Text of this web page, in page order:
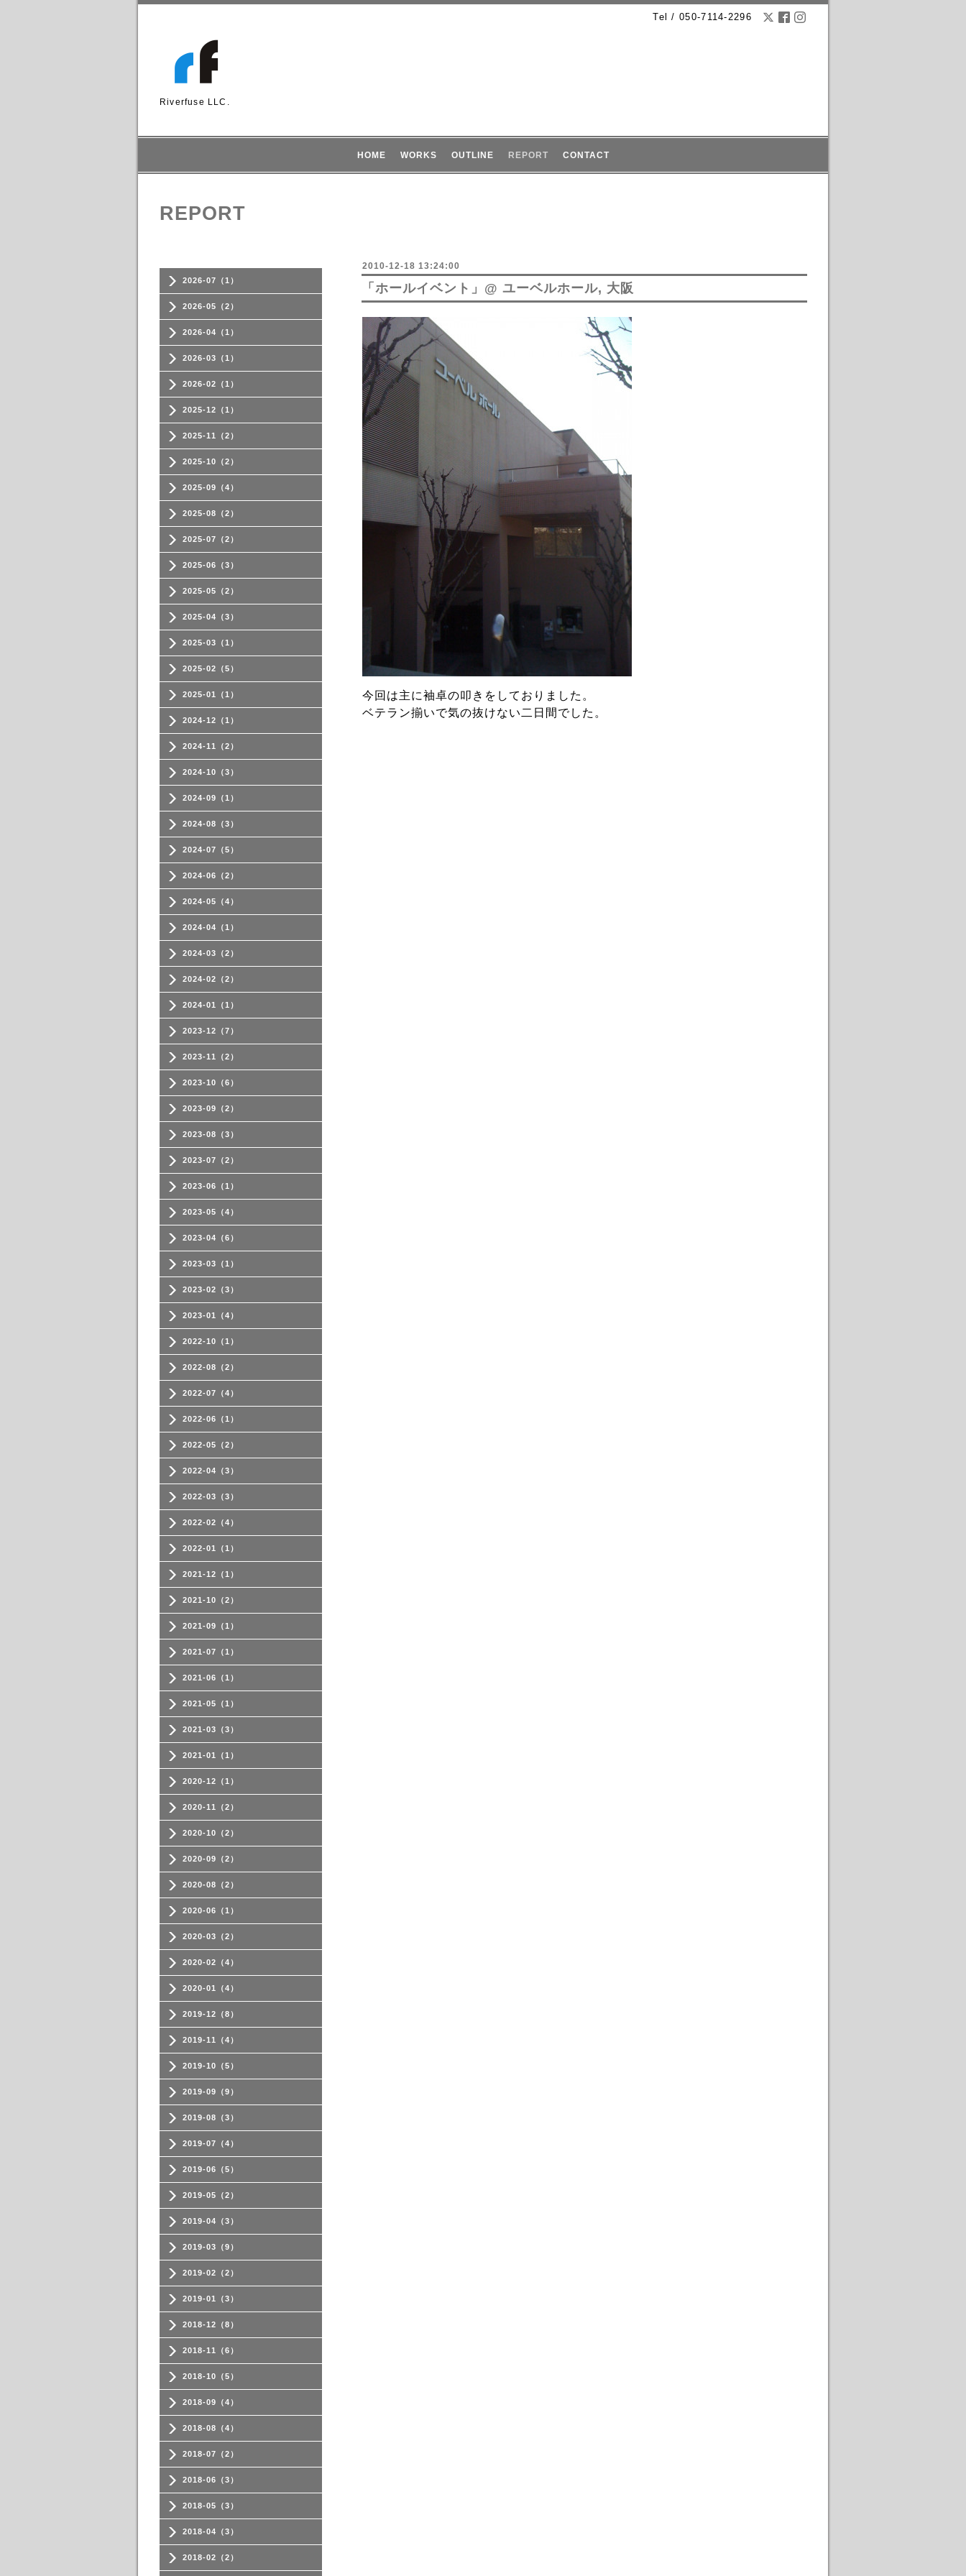
Tel / 050-7114-2296
Riverfuse LLC.
HOME WORKS OUTLINE REPORT CONTACT
2026-07（1）
2026-05（2）
2026-04（1）
2026-03（1）
2026-02（1）
2025-12（1）
2025-11（2）
2025-10（2）
2025-09（4）
2025-08（2）
2025-07（2）
2025-06（3）
2025-05（2）
2025-04（3）
2025-03（1）
2025-02（5）
2025-01（1）
2024-12（1）
2024-11（2）
2024-10（3）
2024-09（1）
2024-08（3）
2024-07（5）
2024-06（2）
2024-05（4）
2024-04（1）
2024-03（2）
2024-02（2）
2024-01（1）
2023-12（7）
2023-11（2）
2023-10（6）
2023-09（2）
2023-08（3）
2023-07（2）
2023-06（1）
2023-05（4）
2023-04（6）
2023-03（1）
2023-02（3）
2023-01（4）
2022-10（1）
2022-08（2）
2022-07（4）
2022-06（1）
2022-05（2）
2022-04（3）
2022-03（3）
2022-02（4）
2022-01（1）
2021-12（1）
2021-10（2）
2021-09（1）
2021-07（1）
2021-06（1）
2021-05（1）
2021-03（3）
2021-01（1）
2020-12（1）
2020-11（2）
2020-10（2）
2020-09（2）
2020-08（2）
2020-06（1）
2020-03（2）
2020-02（4）
2020-01（4）
2019-12（8）
2019-11（4）
2019-10（5）
2019-09（9）
2019-08（3）
2019-07（4）
2019-06（5）
2019-05（2）
2019-04（3）
2019-03（9）
2019-02（2）
2019-01（3）
2018-12（8）
2018-11（6）
2018-10（5）
2018-09（4）
2018-08（4）
2018-07（2）
2018-06（3）
2018-05（3）
2018-04（3）
2018-02（2）
REPORT
2010-12-18 13:24:00
「ホールイベント」@ ユーベルホール, 大阪
今回は主に袖卓の叩きをしておりました。
ベテラン揃いで気の抜けない二日間でした。